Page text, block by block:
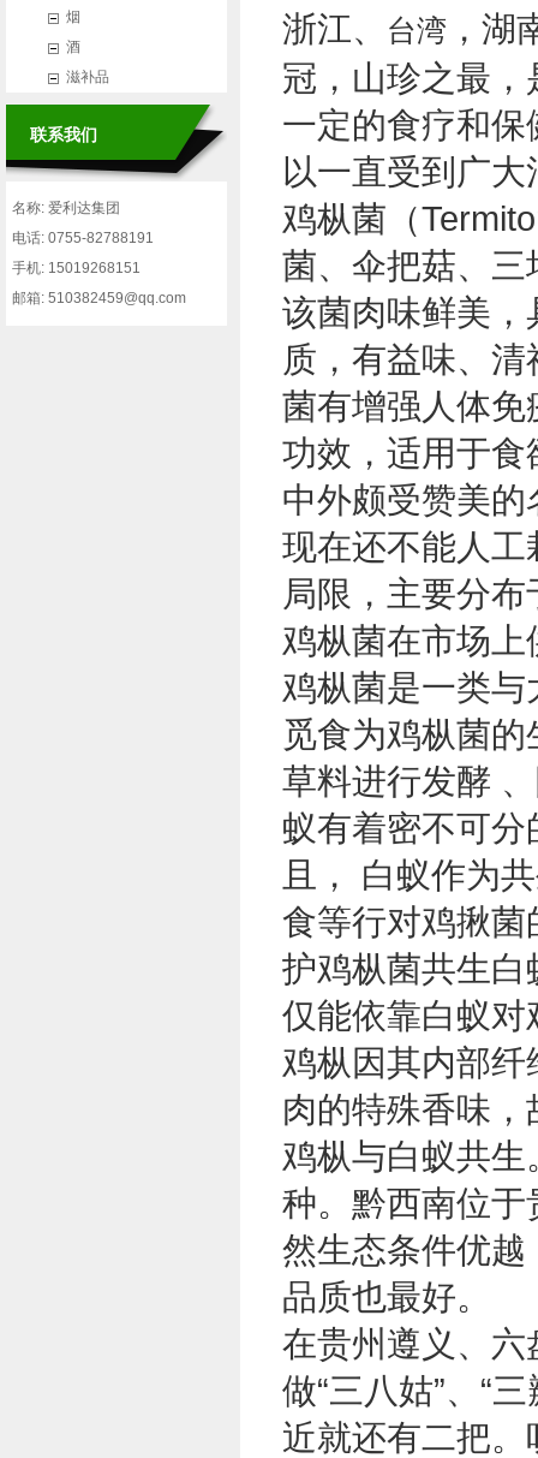
烟
酒
滋补品
联系我们
名称: 爱利达集团
电话: 0755-82788191
手机: 15019268151
邮箱: 510382459@qq.com
浙江、
台湾 ，湖
冠，山珍之最
一定的食疗和
以一直受到广
鸡枞菌（
菌、伞把菇、
该菌肉味鲜美
质，有益味、
菌有增强人体
功效，适用于
中外颇受赞美
现在还不能人
局限，主要分
鸡枞菌在市场
鸡枞菌是一类
觅食为鸡枞菌
草料进行发酵
蚁有着密不可
且， 白蚁作为
食等行对鸡揪
护鸡枞菌共生
仅能依靠白蚁
鸡枞因其内部
肉的特殊香味
鸡枞与白蚁共生
种。黔西南位于
然生态条件优
品质也最好。
在贵州 遵义 、 六
做“三八姑”、“
近就还有二把